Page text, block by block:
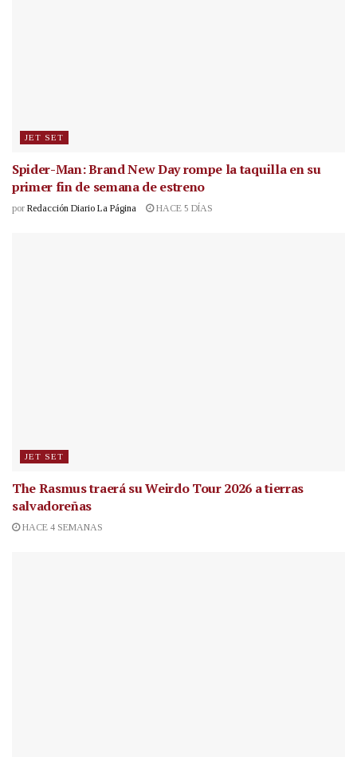
JET SET
Spider-Man: Brand New Day rompe la taquilla en su
primer fin de semana de estreno
por Redacción Diario La Página HACE 5 DÍAS
JET SET
The Rasmus traerá su Weirdo Tour 2026 a tierras
salvadoreñas
HACE 4 SEMANAS